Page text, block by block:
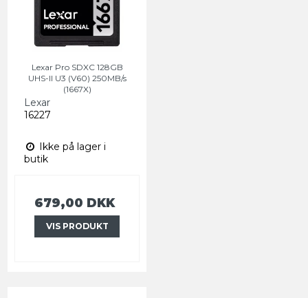
Lexar Pro SDXC 128GB
UHS-II U3 (V60) 250MB/s
(1667X)
Lexar
16227
Ikke på lager i
butik
679,00 DKK
VIS PRODUKT